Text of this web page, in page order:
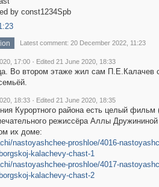
by const1234Spb
Latest comment: 20 December 2022, 11:23
17:00 · Edited 21 June 2020, 18:33
Во втором этаже жил сам П.Е.Калачев
18:33 · Edited 21 June 2020, 18:35
Курортного района есть целый фильм
режиссёра Аллы
их доме:
nastoyashchee-proshloe/4016-
kalachevy-chast-1
nastoyashchee-proshloe/4017-
kalachevy-chast-2